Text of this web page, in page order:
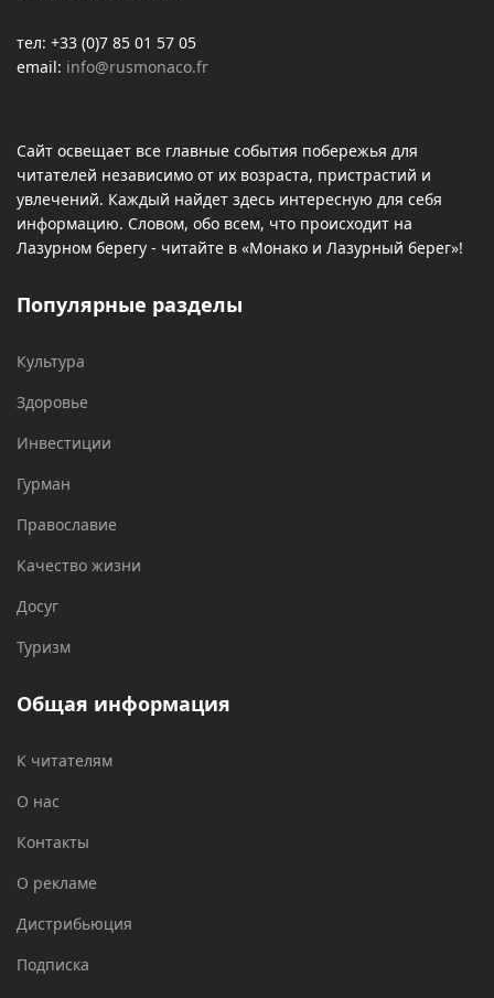
тел: +33 (0)7 85 01 57 05
email: info@rusmonaco.fr
Сайт освещает все главные события побережья для
читателей независимо от их возраста, пристрастий и
увлечений. Каждый найдет здесь интересную для себя
информацию. Словом, обо всем, что происходит на
Лазурном берегу - читайте в «Монако и Лазурный берег»!
Популярные разделы
Культура
Здоровье
Инвестиции
Гурман
Православие
Качество жизни
Досуг
Туризм
Общая информация
К читателям
О нас
Контакты
О рекламе
Дистрибьюция
Подписка